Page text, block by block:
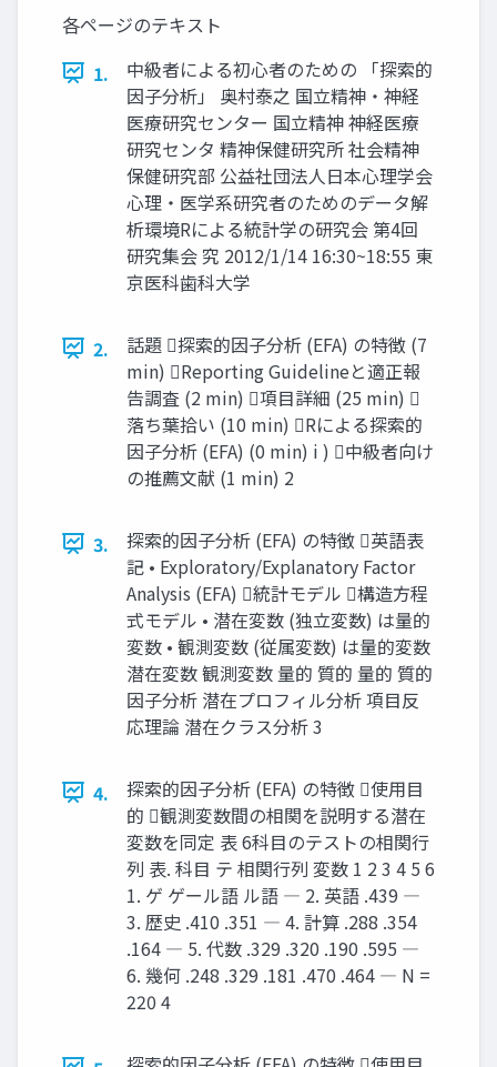
各ページのテキスト
1.
中級者による初心者のための 「探索的
因子分析」 奥村泰之 国立精神・神経
医療研究センター 国立精神 神経医療
研究センタ 精神保健研究所 社会精神
保健研究部 公益社団法人日本心理学会
心理・医学系研究者のためのデータ解
析環境Rによる統計学の研究会 第4回
研究集会 究 2012/1/14 16:30~18:55 東
京医科歯科大学
2.
話題 探索的因子分析 (EFA) の特徴 (7
min) Reporting Guidelineと適正報
告調査 (2 min) 項目詳細 (25 min) 
落ち葉拾い (10 min) Rによる探索的
因子分析 (EFA) (0 min) i ) 中級者向け
の推薦文献 (1 min) 2
3.
探索的因子分析 (EFA) の特徴 英語表
記 • Exploratory/Explanatory Factor
Analysis (EFA) 統計モデル 構造方程
式モデル • 潜在変数 (独立変数) は量的
変数 • 観測変数 (従属変数) は量的変数
潜在変数 観測変数 量的 質的 量的 質的
因子分析 潜在プロフィル分析 項目反
応理論 潜在クラス分析 3
4.
探索的因子分析 (EFA) の特徴 使用目
的 観測変数間の相関を説明する潜在
変数を同定 表 6科目のテストの相関行
列 表. 科目 テ 相関行列 変数 1 2 3 4 5 6
1. ゲ ゲール語 ル語 ― 2. 英語 .439 ―
3. 歴史 .410 .351 ― 4. 計算 .288 .354
.164 ― 5. 代数 .329 .320 .190 .595 ―
6. 幾何 .248 .329 .181 .470 .464 ― N =
220 4